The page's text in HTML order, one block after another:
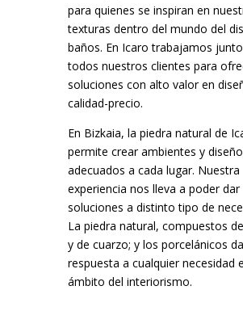
para quienes se inspiran en
texturas dentro del mundo del
baños. En Icaro trabajamos
todos nuestros clientes para
soluciones con alto valor en
calidad-precio.
En Bizkaia, la piedra natural de
permite crear ambientes y
adecuados a cada lugar. Nuestra
experiencia nos lleva a poder dar
soluciones a distinto tipo de
La piedra natural, compuestos
y de cuarzo; y los porcelánicos
respuesta a cualquier necesidad
ámbito del interiorismo.